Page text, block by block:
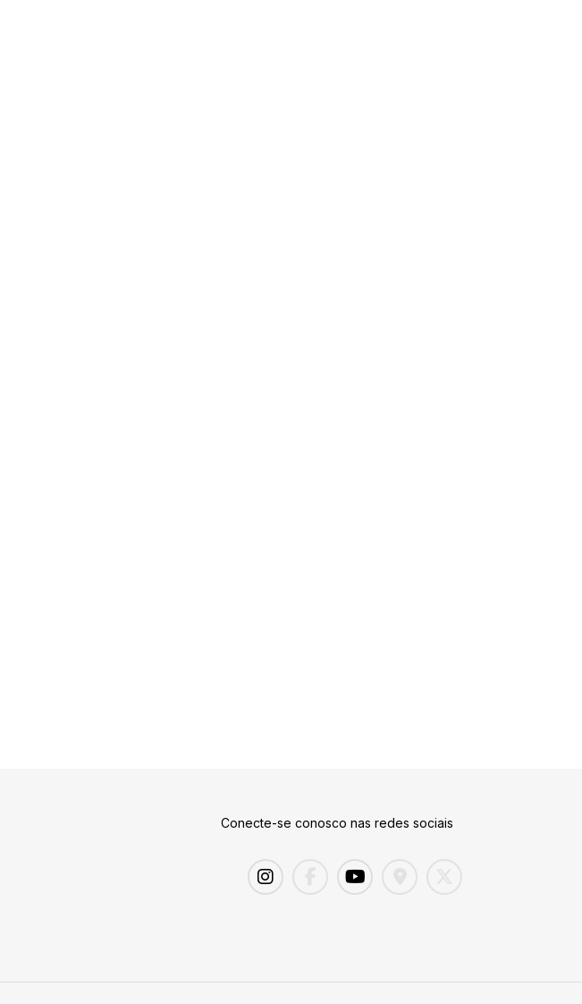
Conecte-se conosco nas redes sociais